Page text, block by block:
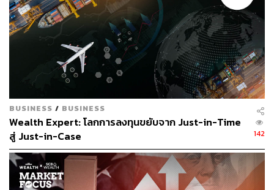
QoQ
ปัจจุบันหุ้น HMPRO ซื้อขายที่ PE ปี 2567 ระดับ 20 เท่า (ต่ำ
กว่าระดับ -2 S.D. จาก PE เฉลี่ย 10 ปีที่ 22 เท่า) และผล
ตอบแทนจากเงินปันผลน่าสนใจที่ 3.9%
กลยุทธ์การลงทุนและคำแนะนำ InnovestX Research ยังคง
คำแนะนำ OUTPERFORM สำหรับ HMPRO โดยปรับราคา
เป้าหมายกลางปี 2568 อ้างอิงวิธี DCF (WACC ที่ 7.0% และ
อัตราการเติบโตระยะยาวที่ 2.5%) ใหม่เป็น 13 บาทต่อหุ้น
(จาก 13.5 บาท)
ปัจจัยเสี่ยงสำคัญที่ต้องติดตามคือการเปลี่ยนแปลงในกำลังซื้อ
BUSINESS / BUSINESS
Wealth Expert: โลกการลงทุนขยับจาก Just-in-Time
สู่ Just-in-Case
142